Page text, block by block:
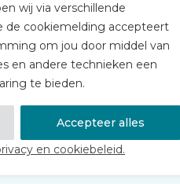
wij via verschillende
de cookiemelding accepteert
om jou door middel van
en andere technieken een
te bieden.
Accepteer alles
en cookiebeleid.